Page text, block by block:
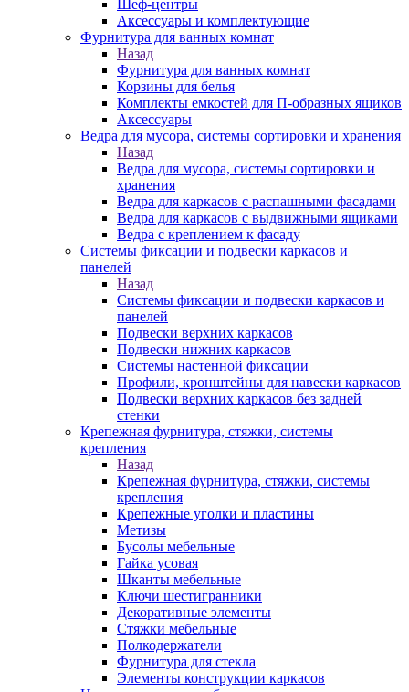
Шеф-центры
Аксессуары и комплектующие
Фурнитура для ванных комнат
Назад
Фурнитура для ванных комнат
Корзины для белья
Комплекты емкостей для П-образных ящиков
Аксессуары
Ведра для мусора, системы сортировки и хранения
Назад
Ведра для мусора, системы сортировки и
хранения
Ведра для каркасов с распашными фасадами
Ведра для каркасов с выдвижными ящиками
Ведра с креплением к фасаду
Системы фиксации и подвески каркасов и
панелей
Назад
Системы фиксации и подвески каркасов и
панелей
Подвески верхних каркасов
Подвески нижних каркасов
Системы настенной фиксации
Профили, кронштейны для навески каркасов
Подвески верхних каркасов без задней
стенки
Крепежная фурнитура, стяжки, системы
крепления
Назад
Крепежная фурнитура, стяжки, системы
крепления
Крепежные уголки и пластины
Метизы
Бусолы мебельные
Гайка усовая
Шканты мебельные
Ключи шестигранники
Декоративные элементы
Стяжки мебельные
Полкодержатели
Фурнитура для стекла
Элементы конструкции каркасов